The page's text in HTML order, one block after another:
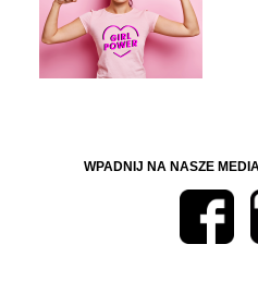
WPADNIJ NA NASZE